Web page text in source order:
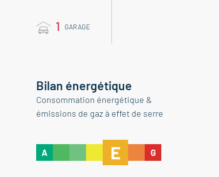
1 GARAGE
Bilan énergétique
Consommation énergétique &
émissions de gaz à effet de serre
A E G